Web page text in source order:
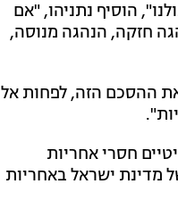
הוסיף נתניהו, "אם
נחזיר לישראל הנהגה חזקה, הנהגה מנוסה,
נכשלת בניסיון להביא את ההסכם הזה, לפחות אל
חסרי אחריות
מדינת ישראל באחריות